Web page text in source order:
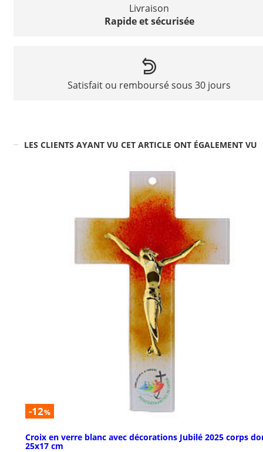
Livraison
Rapide et sécurisée
Satisfait ou remboursé sous 30 jours
LES CLIENTS AYANT VU CET ARTICLE ONT ÉGALEMENT VU
-12%
Croix en verre blanc avec décorations Jubilé 2025 corps
25x17 cm